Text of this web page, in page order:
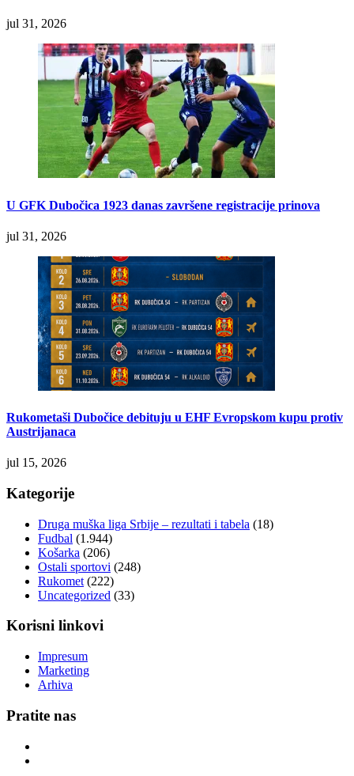
jul 31, 2026
U GFK Dubočica 1923 danas završene registracije prinova
jul 31, 2026
Rukometaši Dubočice debituju u EHF Evropskom kupu protiv
Austrijanaca
jul 15, 2026
Kategorije
Druga muška liga Srbije – rezultati i tabela (18)
Fudbal (1.944)
Košarka (206)
Ostali sportovi (248)
Rukomet (222)
Uncategorized (33)
Korisni linkovi
Impresum
Marketing
Arhiva
Pratite nas